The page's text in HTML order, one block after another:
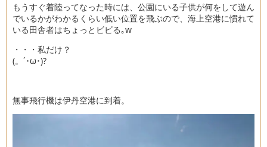
もうすぐ着陸ってなった時には、公園にいる子供が何をして遊ん
でいるかがわかるくらい低い位置を飛ぶので、海上空港に慣れて
いる田舎者はちょっとビビる｡w
・・・私だけ？
(。´･ω･)?
無事飛行機は伊丹空港に到着。